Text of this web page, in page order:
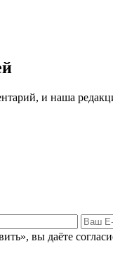
и наша
вы даёте